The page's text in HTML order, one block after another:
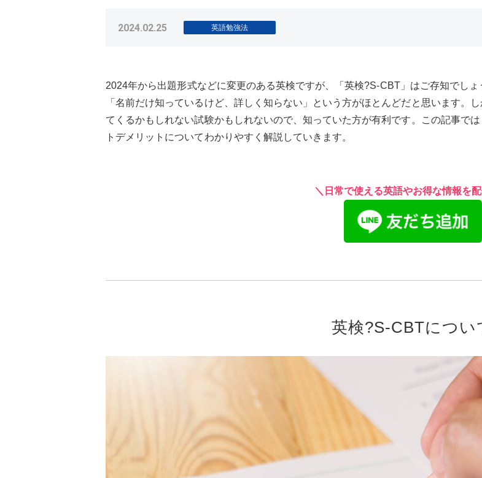
2024.02.25 英語勉強法
2024年から出題形式などに変更のある英検ですが、「英検?S-CBT」はご存知でしょ
「名前だけ知っているけど、詳しく知らない」という方がほとんどだと思います。
てくるかもしれない試験かもしれないので、知っていた方が有利です。この記事で
トデメリットについてわかりやすく解説していきます。
＼日常で使える英語やお得な情報を
英検?S-CBTについ